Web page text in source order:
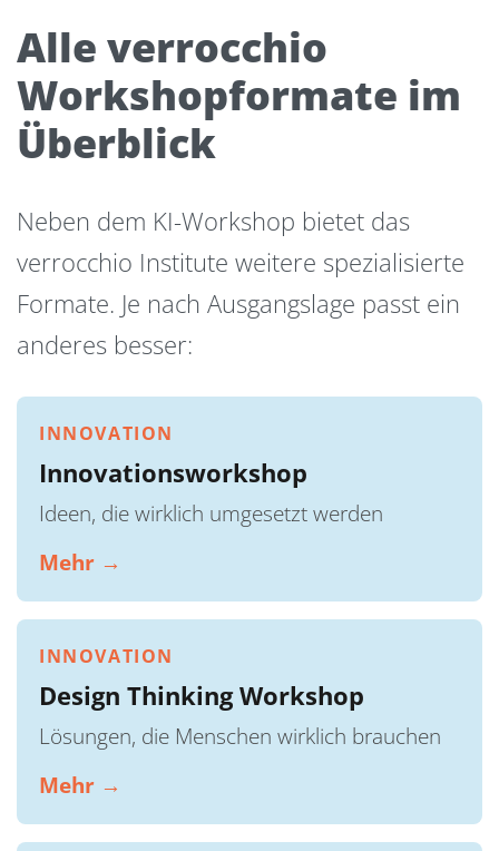
Alle verrocchio
Workshopformate im
Überblick
Neben dem KI-Workshop bietet das
verrocchio Institute weitere spezialisierte
Formate. Je nach Ausgangslage passt ein
anderes besser:
INNOVATION
Innovationsworkshop
Ideen, die wirklich umgesetzt werden
Mehr →
INNOVATION
Design Thinking Workshop
Lösungen, die Menschen wirklich brauchen
Mehr →